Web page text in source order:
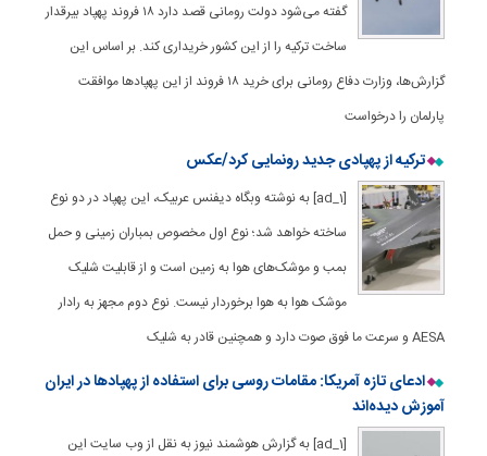
گفته می‌شود دولت رومانی قصد دارد ۱۸ فروند پهپاد بیرقدار
ساخت ترکیه را از این کشور خریداری کند. بر اساس این
گزارش‌ها، وزارت دفاع رومانی برای خرید ۱۸ فروند از این پهپادها موافقت
پارلمان را درخواست
ترکیه از پهپادی جدید رونمایی کرد/عکس
[ad_1] به نوشته وبگاه دیفنس عربیک، این پهپاد در دو نوع
ساخته خواهد شد؛ نوع اول مخصوص بمباران زمینی و حمل
بمب و موشک‌های هوا به زمین است و از قابلیت شلیک
موشک هوا به هوا برخوردار نیست. نوع دوم مجهز به رادار
AESA و سرعت ما فوق صوت دارد و همچنین قادر به شلیک
ادعای تازه آمریکا: مقامات روسی برای استفاده از پهپادها در ایران
آموزش دیده‌اند
[ad_1] به گزارش هوشمند نیوز به نقل از وب سایت این